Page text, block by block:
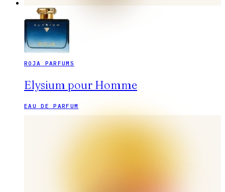
ROJA PARFUMS
Elysium pour Homme
EAU DE PARFUM